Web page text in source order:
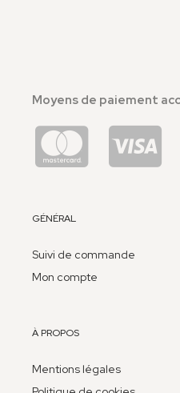
Moyens de paiement
GÉNÉRAL
Suivi de commande
Mon compte
À PROPOS
Mentions légales